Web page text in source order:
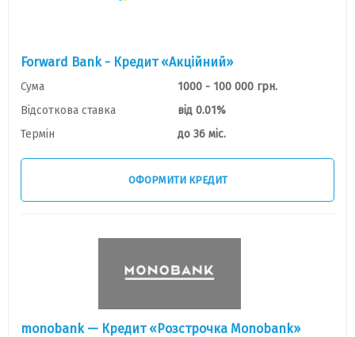
Forward Bank - Кредит «Акційний»
Сума
1000 - 100 000 грн.
Відсоткова ставка
від 0.01%
Термін
до 36 міс.
ОФОРМИТИ КРЕДИТ
monobank — Кредит «Розстрочка Monobank»